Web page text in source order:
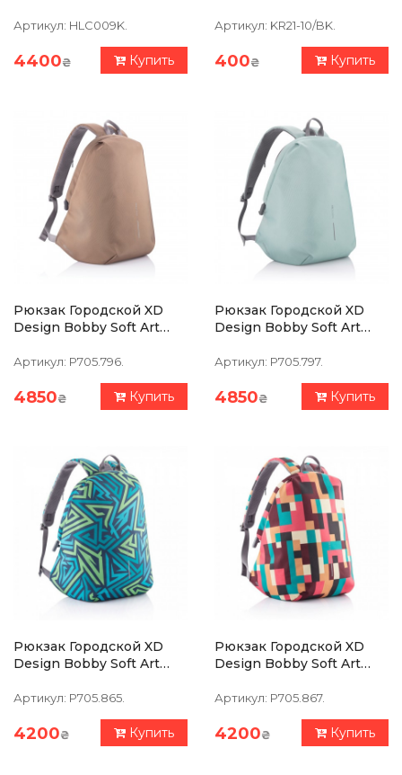
Артикул: HLC009K.
4400₴ Купить
Артикул: KR21-10/BK.
400₴ Купить
Рюкзак Городской XD
Design Bobby Soft Art
Артикул: P705.796.
4850₴ Купить
Рюкзак Городской XD
Design Bobby Soft Art
Артикул: P705.797.
4850₴ Купить
Рюкзак Городской XD
Design Bobby Soft Art
Артикул: P705.865.
4200₴ Купить
Рюкзак Городской XD
Design Bobby Soft Art
Артикул: P705.867.
4200₴ Купить